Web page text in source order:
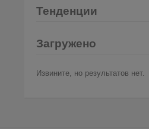
Тенденции
Загружено
Извините, но результатов нет.